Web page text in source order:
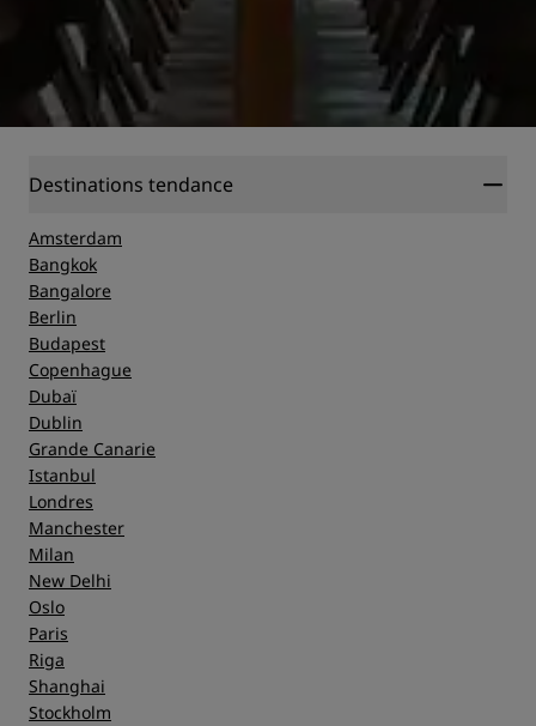
Destinations tendance
Amsterdam
Bangkok
Bangalore
Berlin
Budapest
Copenhague
Dubaï
Dublin
Grande Canarie
Istanbul
Londres
Manchester
Milan
New Delhi
Oslo
Paris
Riga
Shanghai
Stockholm